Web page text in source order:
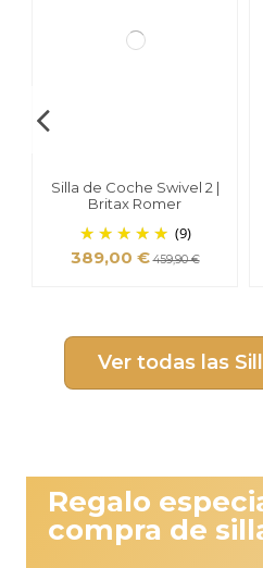
Silla de Coche Swivel 2 |
Britax Romer
(9)
389,00 € 459,90 €
Ver todas las
Regalo
compra de